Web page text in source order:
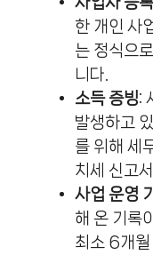
한 개인 사
는 정식으
니다.
소득 증빙:
발생하고
를 위해 세
치세 신고
사업 운영
해 온 기록
최소 6개월